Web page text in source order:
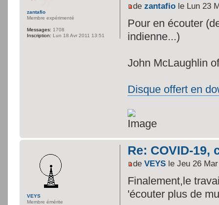
dezantafio le Lun 23
Pour en écouter
indienne...)
John McLaughlin
Disque offert en
zantafio
Membre expérimenté
Messages: 1708
Inscription: Lun 18 Avr 2011 13:51
Re: COVID-19,
deVEYS le Jeu 26
Finalement,le
'écouter plus de
VEYS
Membre émérite